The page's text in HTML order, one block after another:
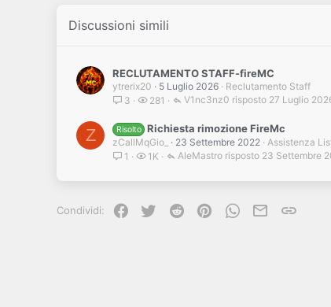
Discussioni simili
RECLUTAMENTO STAFF-fireMC
ytrerix20 5 Luglio 2026
Reclutamento Staff
3
281 27 Luglio
V1nc3nz0
Z Risolto Richiesta rimozione FireMc
zCallMqGio_ 23 Settembre 2022 Assistenza
1
1K 23 Settembre
AleMastro
Condividi: Facebook
Twitter Reddit PinterestWhatsApp
e-mailLink